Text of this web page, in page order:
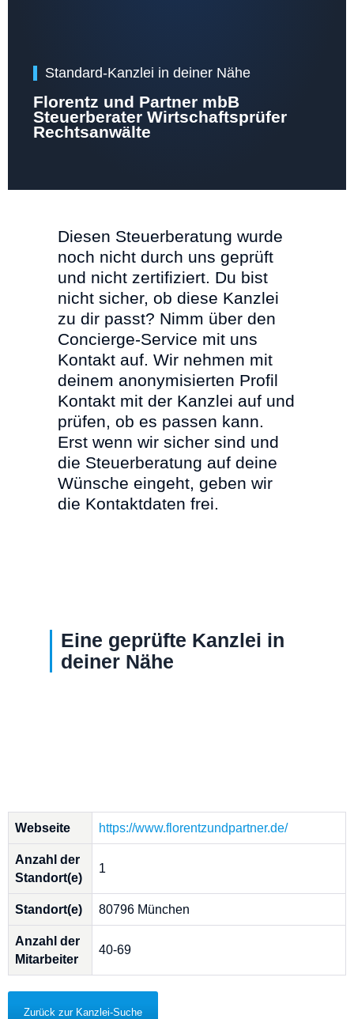
Standard-Kanzlei in deiner Nähe
Florentz und Partner mbB
Steuerberater Wirtschaftsprüfer
Rechtsanwälte
Diesen Steuerberatung wurde
noch nicht durch uns geprüft
und nicht zertifiziert. Du bist
nicht sicher, ob diese Kanzlei
zu dir passt? Nimm über den
Concierge-Service mit uns
Kontakt auf. Wir nehmen mit
deinem anonymisierten Profil
Kontakt mit der Kanzlei auf und
prüfen, ob es passen kann.
Erst wenn wir sicher sind und
die Steuerberatung auf deine
Wünsche eingeht, geben wir
die Kontaktdaten frei.
Eine geprüfte Kanzlei in
deiner Nähe
Webseite https://www.florentzundpartner.de/
Anzahl der
Standort(e)
1
Standort(e) 80796 München
Anzahl der
Mitarbeiter
40-69
Zurück zur Kanzlei-Suche